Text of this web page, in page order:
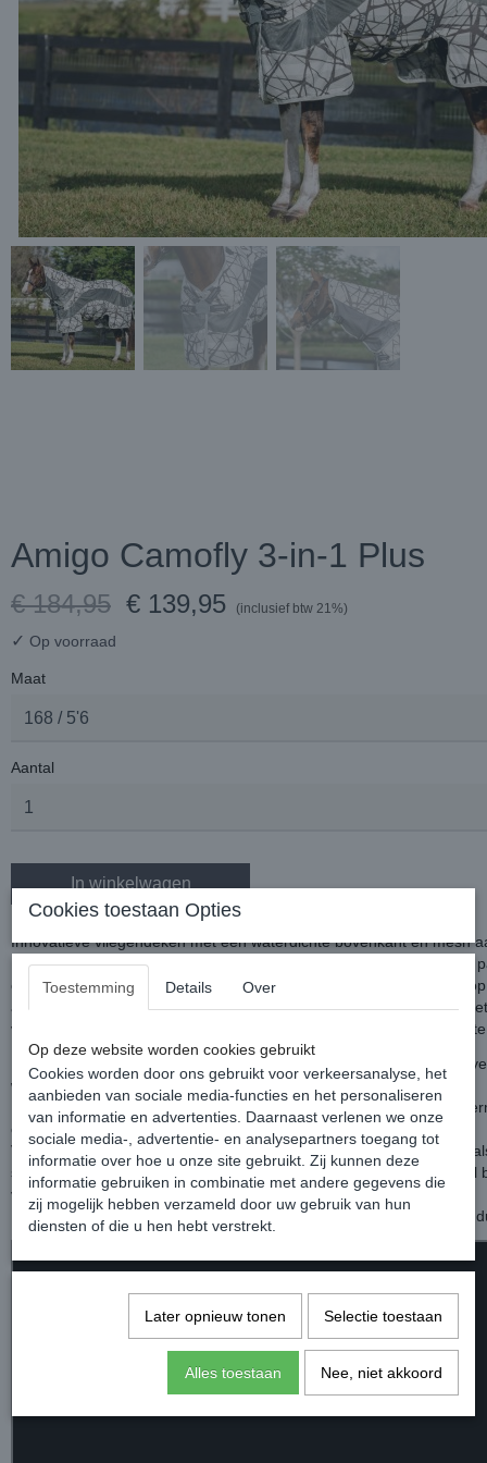
Amigo Camofly 3-in-1 Plus
€ 184,95 € 139,95 (inclusief btw 21%)
✓ Op voorraad
Maat
Aantal
In winkelwagen
Innovatieve vliegendeken met een waterdichte bovenkant en mesh
Het design van print- en kleurtechnologie is speciaal ontworpen om
camoufleren tegen vliegen en insecten. De gelaagde zwarte lijnen
achtergrond creëren een optische illusie in het oog van een vlieg.
van het paard, dus insecten hebben moeite om het als een doelwit
Het bovengedeelte van de deken is gemaakt van 600D Ripstop
waterdicht, UV-werend en ademend.
De zijkanten zijn voorzien van mesh en biedt maximaal ademend
oververhitting te voorkomen.
Voorzien van een disc borstsluiting aan de voorzijde, afneembare
schouders en manenkam om schuurplekken te voorkomen, 3 singel
volledige bescherming, lange staartflap en bilkoord.
Kleur: Grey (kleur in het filmpje is met oranje bies, dat is deze kleur
Cookies toestaan Opties
Toestemming Details Over
Op deze website worden cookies gebruikt
Cookies worden door ons gebruikt voor verkeersanalyse, het
aanbieden van sociale media-functies en het personaliseren
van informatie en advertenties. Daarnaast verlenen we onze
sociale media-, advertentie- en analysepartners toegang tot
informatie over hoe u onze site gebruikt. Zij kunnen deze
informatie gebruiken in combinatie met andere gegevens die
zij mogelijk hebben verzameld door uw gebruik van hun
diensten of die u hen hebt verstrekt.
Later opnieuw tonen Selectie toestaan
Alles toestaan Nee, niet akkoord